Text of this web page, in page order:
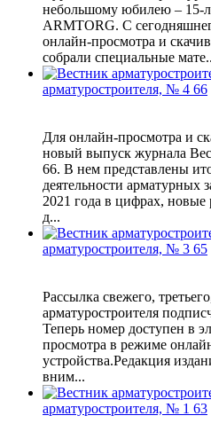
небольшому юбилею – 15-
ARMTORG. С
онлайн-просмотра и
собрали специальные
арматуростроителя, № 4 66
Для онлайн-просмотра и
новый выпуск журнала
66. В нем представлены
деятельности арматурных
2021 года в цифрах,
д...
арматуростроителя, № 3 65
Рассылка свежего,
арматуростроителя
Теперь номер доступен в
просмотра в режиме
устройства.Редакция
вним...
арматуростроителя, № 1 63